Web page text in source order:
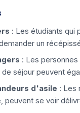
: Les étudiants qui
un
: Les
séjour peuvent
d'asile : Les
peuvent se voir